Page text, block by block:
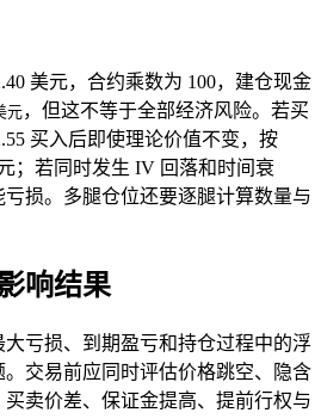
美元，合约乘数为 100，建仓现金
元，但这不等于全部经济风险。若买
买入后即使理论价值不变，按
；若同时发生 IV 回落和时间衰
损。多腿仓位还要逐腿计算数量与
响结果
亏损、到期盈亏和持仓过程中的浮
交易前应同时评估价格跳空、隐含
卖价差、保证金提高、提前行权与